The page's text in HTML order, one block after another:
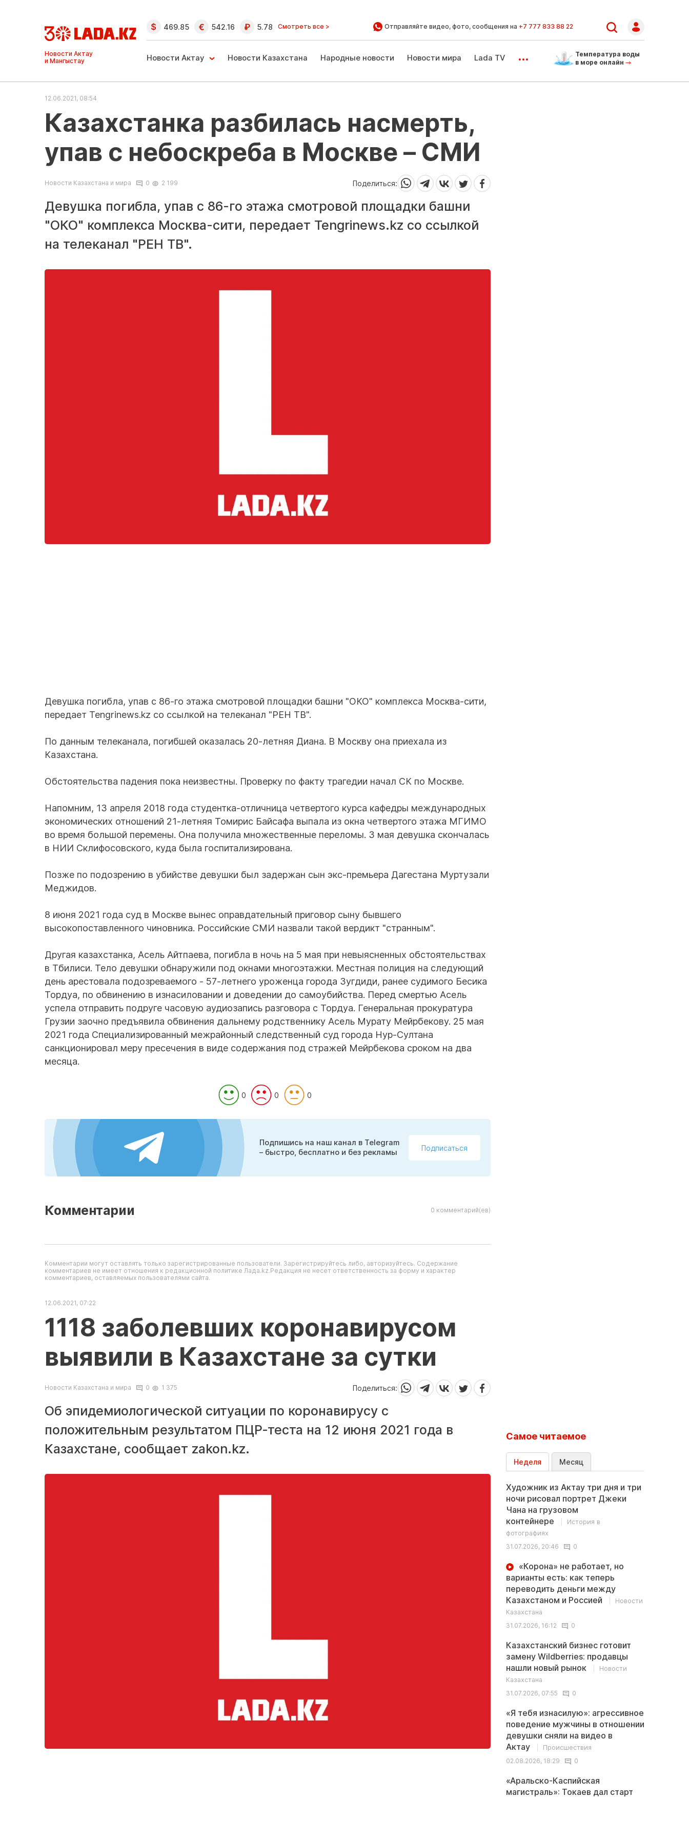
Ақтау және
Манғыстау
жаңалықтары
469.85 542.16 5.78 Смотреть все > Отправляйте видео, фото, сообщения на +7 777 833 88 22
Новости Актау Новости Казахстана Народные новости Новости мира Lada TV ...
Температура воды
в море онлайн
12.06.2021, 08:54
Казахстанка разбилась насмерть,
упав с небоскреба в Москве – СМИ
Новости Казахстана и мира 0 2 199 Поделиться:
Девушка погибла, упав с 86-го этажа смотровой площадки башни
"ОКО" комплекса Москва-сити, передает Tengrinews.kz со ссылкой
на телеканал "РЕН ТВ".
Девушка погибла, упав с 86-го этажа смотровой площадки башни "ОКО" комплекса Москва-сити,
передает Tengrinews.kz со ссылкой на телеканал "РЕН ТВ".
По данным телеканала, погибшей оказалась 20-летняя Диана. В Москву она приехала из
Казахстана.
Обстоятельства падения пока неизвестны. Проверку по факту трагедии начал СК по Москве.
Напомним, 13 апреля 2018 года студентка-отличница четвертого курса кафедры международных
экономических отношений 21-летняя Томирис Байсафа выпала из окна четвертого этажа МГИМО
во время большой перемены. Она получила множественные переломы. 3 мая девушка скончалась
в НИИ Склифосовского, куда была госпитализирована.
Позже по подозрению в убийстве девушки был задержан сын экс-премьера Дагестана Муртузали
Меджидов.
8 июня 2021 года суд в Москве вынес оправдательный приговор сыну бывшего
высокопоставленного чиновника. Российские СМИ назвали такой вердикт "странным".
Другая казахстанка, Асель Айтпаева, погибла в ночь на 5 мая при невыясненных обстоятельствах
в Тбилиси. Тело девушки обнаружили под окнами многоэтажки. Местная полиция на следующий
день арестовала подозреваемого - 57-летнего уроженца города Зугдиди, ранее судимого Бесика
Тордуа, по обвинению в изнасиловании и доведении до самоубийства. Перед смертью Асель
успела отправить подруге часовую аудиозапись разговора с Тордуа. Генеральная прокуратура
Грузии заочно предъявила обвинения дальнему родственнику Асель Мурату Мейрбекову. 25 мая
2021 года Специализированный межрайонный следственный суд города Нур-Султана
санкционировал меру пресечения в виде содержания под стражей Мейрбекова сроком на два
месяца.
0 0 0
Подпишись на наш канал в Telegram
– быстро, бесплатно и без рекламы
Подписаться
Комментарии 0 комментарий(ев)
Комментарии могут оставлять только зарегистрированные пользователи. Зарегистрируйтесь либо, авторизуйтесь. Содержание
комментариев не имеет отношения к редакционной политике Лада.kz.Редакция не несет ответственность за форму и характер
комментариев, оставляемых пользователями сайта.
12.06.2021, 07:22
1118 заболевших коронавирусом
выявили в Казахстане за сутки
Новости Казахстана и мира 0 1 375 Поделиться:
Об эпидемиологической ситуации по коронавирусу с
положительным результатом ПЦР-теста на 12 июня 2021 года в
Казахстане, сообщает zakon.kz.
Самое читаемое
Неделя Месяц
Художник из Актау три дня и три
ночи рисовал портрет Джеки
Чана на грузовом
контейнере
История в
фотографиях
31.07.2026, 20:46
0
«Корона» не работает, но
варианты есть: как теперь
переводить деньги между
Казахстаном и Россией
Новости
Казахстана
31.07.2026, 16:12
0
Казахстанский бизнес готовит
замену Wildberries: продавцы
нашли новый рынок
Новости
Казахстана
31.07.2026, 07:55
0
«Я тебя изнасилую»: агрессивное
поведение мужчины в отношении
девушки сняли на видео в
Актау
Происшествия
02.08.2026, 18:29
0
«Аральско-Каспийская
магистраль»: Токаев дал старт